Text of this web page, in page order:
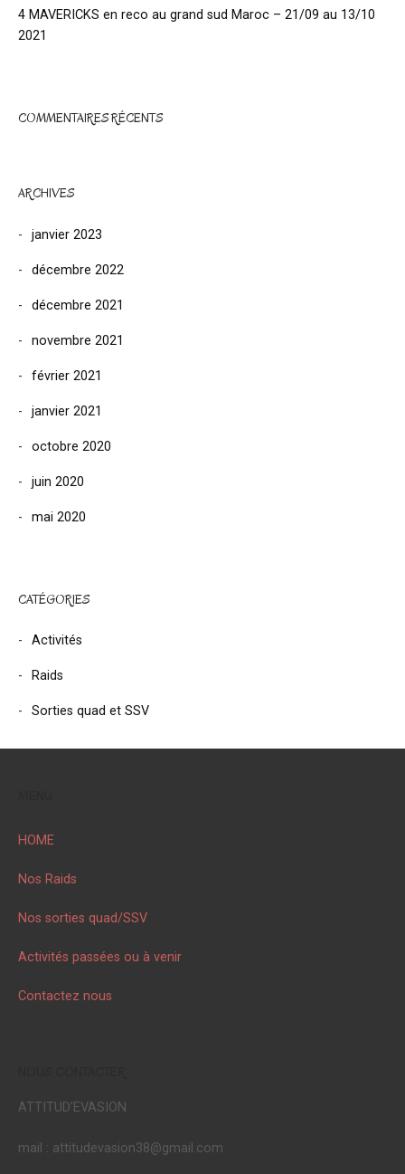
4 MAVERICKS en reco au grand sud Maroc – 21/09 au 13/10
2021
COMMENTAIRES RÉCENTS
ARCHIVES
janvier 2023
décembre 2022
décembre 2021
novembre 2021
février 2021
janvier 2021
octobre 2020
juin 2020
mai 2020
CATÉGORIES
Activités
Raids
Sorties quad et SSV
HOME
Nos Raids
Nos sorties quad/SSV
Activités passées ou à venir
Contactez nous
ATTITUD'EVASION
mail : attitudevasion38@gmail.com